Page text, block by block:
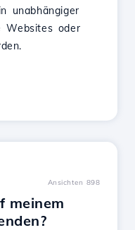
unabhängiger
Websites oder
Ansichten 898
meinem